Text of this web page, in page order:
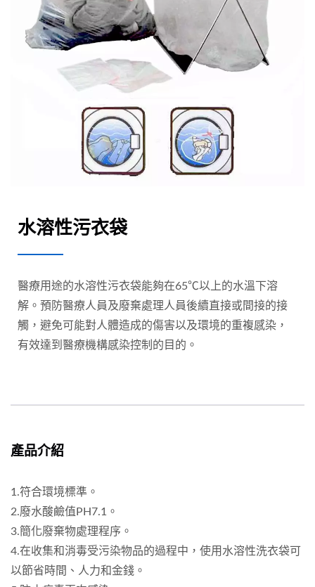
水溶性污衣袋
醫療用途的水溶性污衣袋能夠在65℃以上的水溫下溶
解。預防醫療人員及廢棄處理人員後續直接或間接的接
觸，避免可能對人體造成的傷害以及環境的重複感染，
有效達到醫療機構感染控制的目的。
產品介紹
1.符合環境標準。
2.廢水酸鹼值PH7.1。
3.簡化廢棄物處理程序。
4.在收集和消毒受污染物品的過程中，使用水溶性洗衣袋可
以節省時間、人力和金錢。